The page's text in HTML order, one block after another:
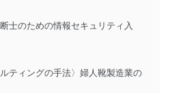
士のための情報セキュリティ入
ティングの手法〉婦人靴製造業の